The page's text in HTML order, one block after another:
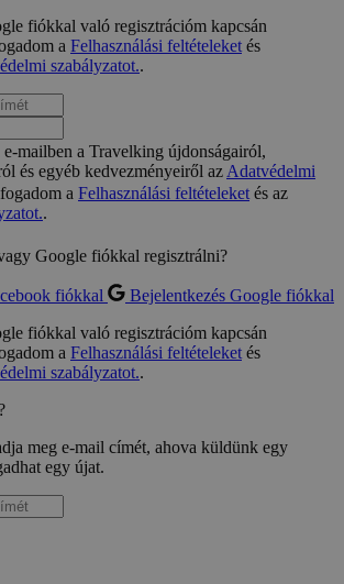
fiókkal való regisztrációm kapcsán
a Felhasználási feltételeketés
szabályzatot..
mailben a Travelking újdonságairól,
és egyéb kedvezményeiről azAdatvédelmi
a Felhasználási feltételeketés az
.
Google fiókkal regisztrálni?
fiókkal
Bejelentkezés Google fiókkal
fiókkal való regisztrációm kapcsán
a Felhasználási feltételeketés
szabályzatot..
meg e-mail címét, ahova küldünk egy
egy újat.